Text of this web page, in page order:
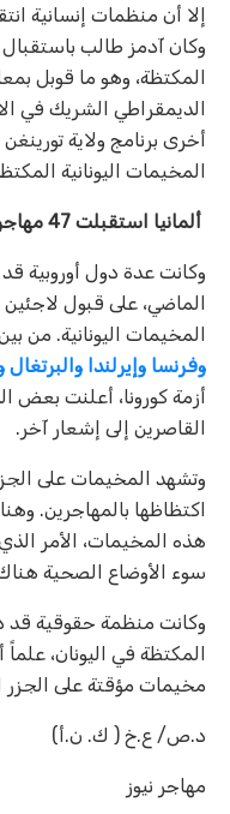
إلا أن منظمات إنسانية
المكتظة، وهو ما قوبل
الديمقراطي الشريك في
أخرى برنامج ولاية
المخيمات اليونانية
ألمانيا استقبلت 47 مهاجرا من قاصري المخيمات اليونانية
وكانت عدة دول أوروبية
الماضي، على قبول
المخيمات اليونانية. من
وفرنسا وإيرلندا والبرتغال
أزمة كورونا، أعلنت بعض
القاصرين إلى إشعار آخر.
وتشهد المخيمات على
اكتظاظها بالمهاجرين.
هذه المخيمات، الأمر
سوء الأوضاع الصحية
وكانت منظمة حقوقية قد
المكتظة في اليونان،
مخيمات مؤقتة على الجزر
د.ص/ ع.خ ( ك. ن.أ)
مهاجر نيوز